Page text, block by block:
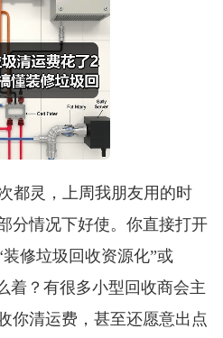
都灵，上周我朋友用的时
分情况下好使。你直接打开
修垃圾回收资源化”或
着？有很多小型回收商会主
你清运费，甚至还愿意出点